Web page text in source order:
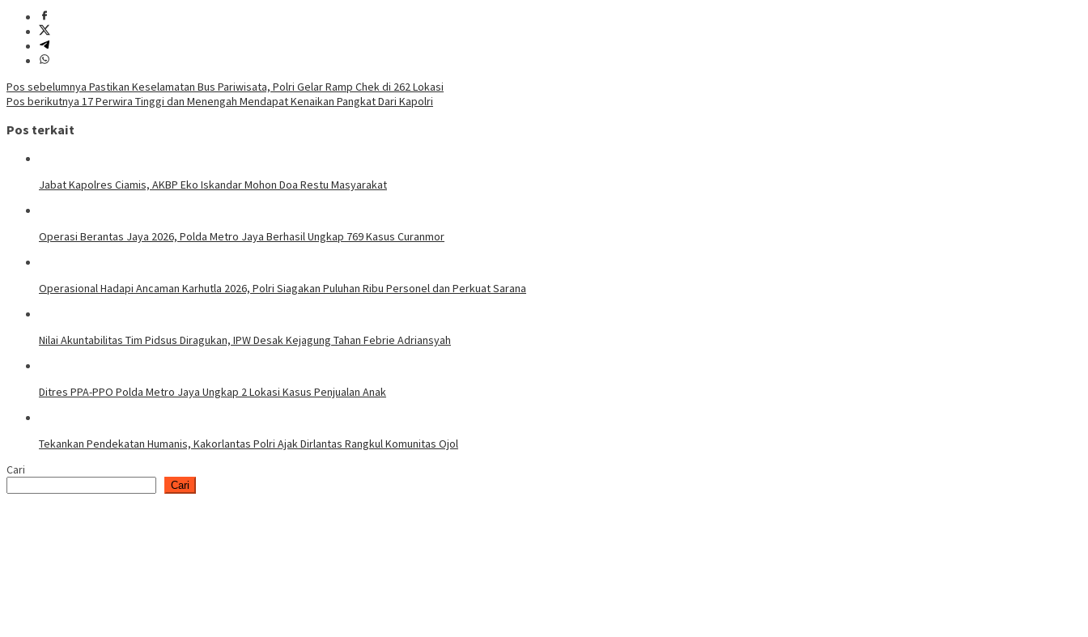
Navigasi
pos
Pos sebelumnya Pastikan Keselamatan Bus Pariwisata, Polri Gelar Ramp Chek di 262 Lokasi
Pos berikutnya 17 Perwira Tinggi dan Menengah Mendapat Kenaikan Pangkat Dari Kapolri
Pos terkait
Jabat Kapolres Ciamis, AKBP Eko Iskandar Mohon Doa Restu Masyarakat
Operasi Berantas Jaya 2026, Polda Metro Jaya Berhasil Ungkap 769 Kasus Curanmor
Operasional Hadapi Ancaman Karhutla 2026, Polri Siagakan Puluhan Ribu Personel dan Perkuat Sarana
Nilai Akuntabilitas Tim Pidsus Diragukan, IPW Desak Kejagung Tahan Febrie Adriansyah
Ditres PPA-PPO Polda Metro Jaya Ungkap 2 Lokasi Kasus Penjualan Anak
Tekankan Pendekatan Humanis, Kakorlantas Polri Ajak Dirlantas Rangkul Komunitas Ojol
Cari
Cari